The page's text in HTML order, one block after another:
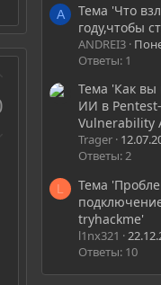
A
Тема 'Что
году,чтобы
ANDREI3
Ответы: 1
Тема 'Как вы
ИИ в
Vulnerability
Trager
Ответы: 2
L
Тема
tryhackme'
l1nx321
Ответы: 10